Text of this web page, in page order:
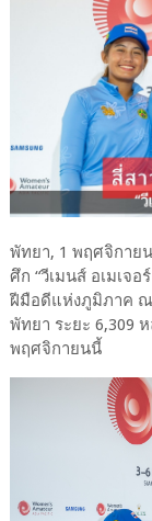
พัทยา, 1 พฤศจิกาย
ศึก “วีเมนส์ อเมเจ
ฝีมือดีแห่งภูมิภาค
พัทยา ระยะ 6,309
พฤศจิกายนนี้